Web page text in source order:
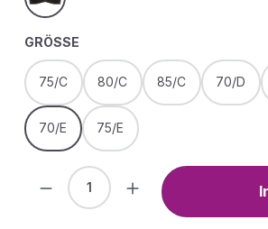
GRÖSSE AUSWÄHLEN
75/C 80/C 85/C 70/D
70/E 75/E
Produkt Anzahl: Gib